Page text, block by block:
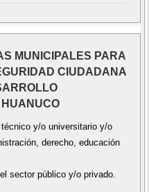
MUNICIPALES PARA
CIUDADANA
HUANUCO
y/o universitario y/o
derecho, educación
sector público y/o privado.